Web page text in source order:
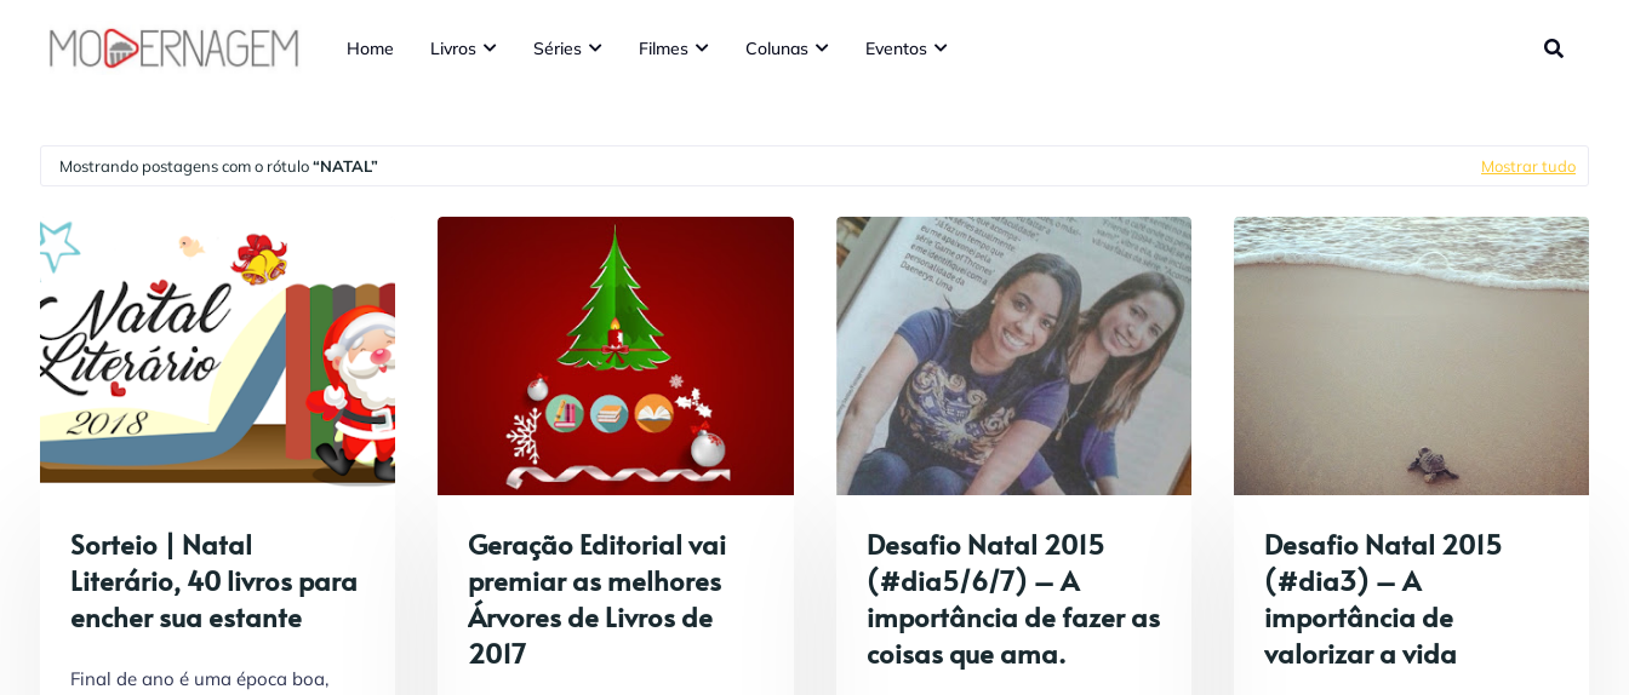
Home Livros Séries Filmes Colunas Eventos
Mostrando postagens com o rótulo NATAL Mostrar tudo
Sorteio | Natal
Literário, 40 livros para
encher sua estante
Final de ano é uma época boa,
Geração Editorial vai
premiar as melhores
Árvores de Livros de
2017
Desafio Natal 2015
(#dia5/6/7) – A
importância de fazer as
coisas que ama.
Desafio Natal 2015
(#dia3) – A
importância de
valorizar a vida